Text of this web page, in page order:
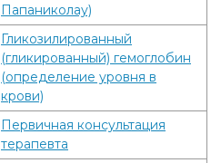
Папаниколау)
Гликозилированный
(гликированный) гемоглобин
(определение уровня в
крови)
Первичная консультация
терапевта